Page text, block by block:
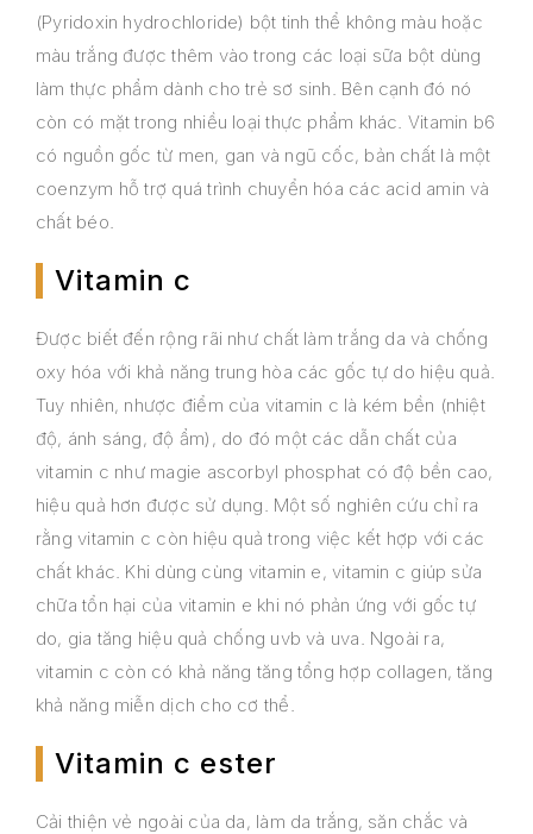
(Pyridoxin hydrochloride) bột tinh thể không màu hoặc
màu trắng được thêm vào trong các loại sữa bột dùng
làm thực phẩm dành cho trẻ sơ sinh. Bên cạnh đó nó
còn có mặt trong nhiều loại thực phẩm khác. Vitamin b6
có nguồn gốc từ men, gan và ngũ cốc, bản chất là một
coenzym hỗ trợ quá trình chuyển hóa các acid amin và
chất béo.
Vitamin c
Được biết đến rộng rãi như chất làm trắng da và chống
oxy hóa với khả năng trung hòa các gốc tự do hiệu quả.
Tuy nhiên, nhược điểm của vitamin c là kém bền (nhiệt
độ, ánh sáng, độ ẩm), do đó một các dẫn chất của
vitamin c như magie ascorbyl phosphat có độ bền cao,
hiệu quả hơn được sử dụng. Một số nghiên cứu chỉ ra
rằng vitamin c còn hiệu quả trong việc kết hợp với các
chất khác. Khi dùng cùng vitamin e, vitamin c giúp sửa
chữa tổn hại của vitamin e khi nó phản ứng với gốc tự
do, gia tăng hiệu quả chống uvb và uva. Ngoài ra,
vitamin c còn có khả năng tăng tổng hợp collagen, tăng
khả năng miễn dịch cho cơ thể.
Vitamin c ester
Cải thiện vẻ ngoài của da, làm da trắng, săn chắc và